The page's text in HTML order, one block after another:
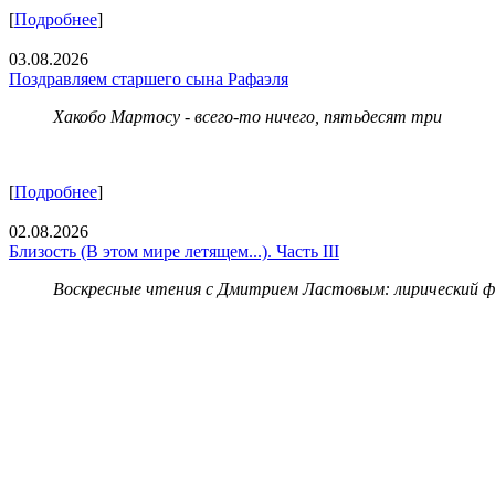
[Подробнее]
03.08.2026
Поздравляем старшего сына Рафаэля
Хакобо Мартосу - всего-то ничего, пятьдесят три
[Подробнее]
02.08.2026
Близость (В этом мире летящем...). Часть III
Воскресные чтения с Дмитрием Ластовым: лирический